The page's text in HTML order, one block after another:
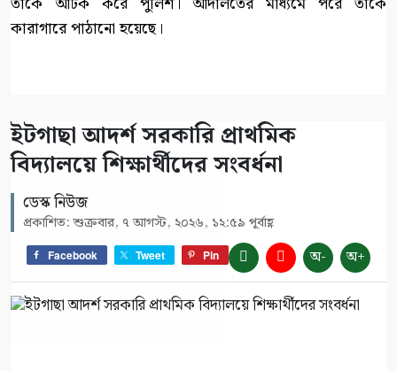
কারাগারে পাঠানো হয়েছে।
ইটগাছা আদর্শ সরকারি প্রাথমিক
বিদ্যালয়ে শিক্ষার্থীদের সংবর্ধনা
ডেস্ক নিউজ
প্রকাশিত: শুক্রবার, ৭ আগস্ট, ২০২৬, ১২:৫৯ পূর্বাহ্ণ
Facebook Tweet Pin অ- অ+